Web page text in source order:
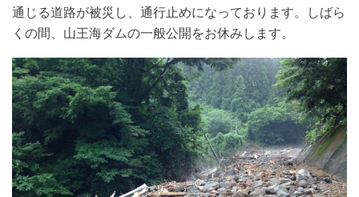
通じる道路が被災し、通行止めになっております。しばら
くの間、山王海ダムの一般公開をお休みします。